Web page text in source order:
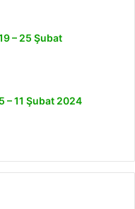
– 25 Şubat
– 11 Şubat 2024